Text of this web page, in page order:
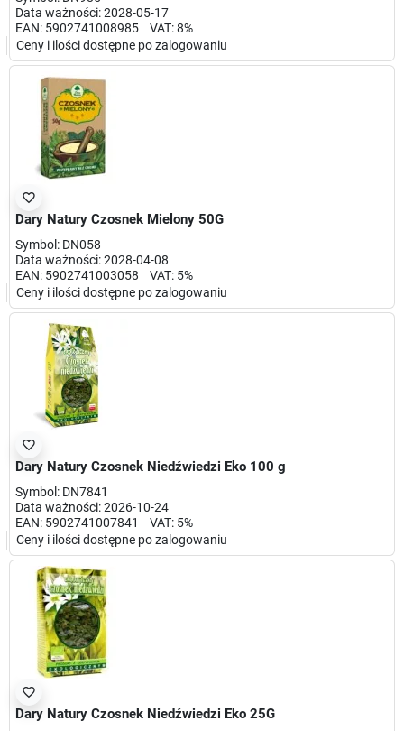
Data ważności: 2028-05-17
EAN: 5902741008985 VAT: 8%
Ceny i ilości dostępne po zalogowaniu
favorite_border
Dary Natury Czosnek Mielony 50G
Symbol: DN058
Data ważności: 2028-04-08
EAN: 5902741003058 VAT: 5%
Ceny i ilości dostępne po zalogowaniu
favorite_border
Dary Natury Czosnek Niedźwiedzi Eko 100 g
Symbol: DN7841
Data ważności: 2026-10-24
EAN: 5902741007841 VAT: 5%
Ceny i ilości dostępne po zalogowaniu
favorite_border
Dary Natury Czosnek Niedźwiedzi Eko 25G